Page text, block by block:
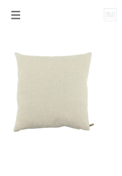
Ga
hoofdinhoud